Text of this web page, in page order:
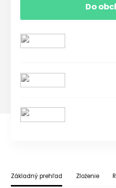
Do
Základný prehľad Zloženie